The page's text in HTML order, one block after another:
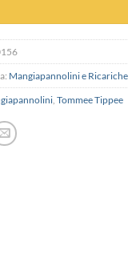
Mangiapannolini e Ricariche
, Tommee Tippee